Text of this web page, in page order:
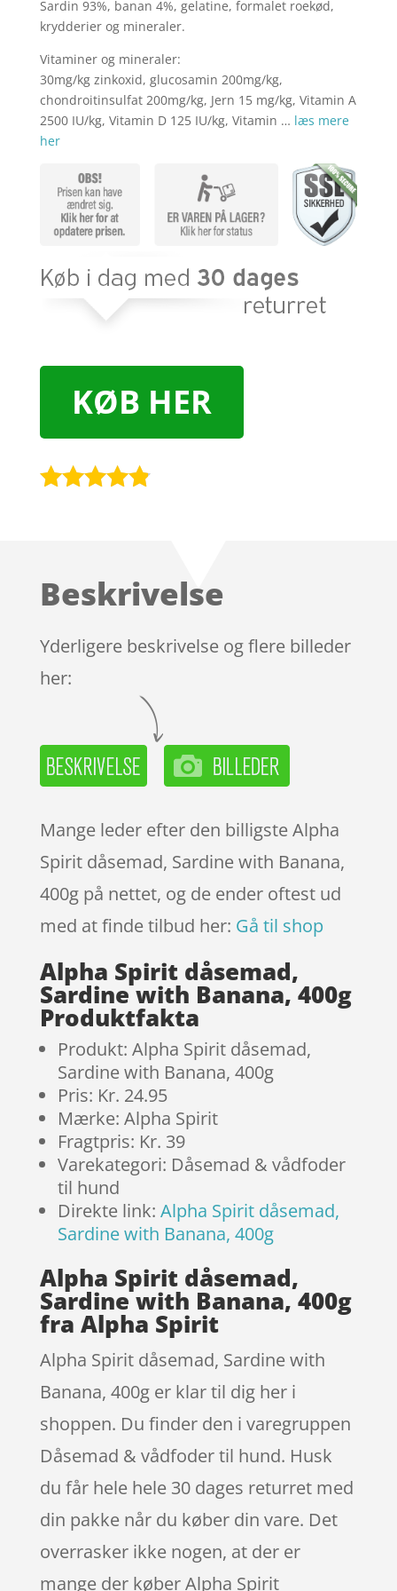
Sardin 93%, banan 4%, gelatine, formalet roekød,
krydderier og mineraler.
Vitaminer og mineraler:
30mg/kg zinkoxid, glucosamin 200mg/kg,
chondroitinsulfat 200mg/kg, Jern 15 mg/kg, Vitamin A
2500 IU/kg, Vitamin D 125 IU/kg, Vitamin … læs mere
her
KØB HER
kundebedø
Beskrivelse
Yderligere beskrivelse og flere billeder
her:
Mange leder efter den billigste Alpha
Spirit dåsemad, Sardine with Banana,
400g på nettet, og de ender oftest ud
med at finde tilbud her: Gå til shop
Alpha Spirit dåsemad,
Sardine with Banana, 400g
Produktfakta
Produkt: Alpha Spirit dåsemad,
Sardine with Banana, 400g
Pris: Kr. 24.95
Mærke: Alpha Spirit
Fragtpris: Kr. 39
Varekategori: Dåsemad & vådfoder
til hund
Direkte link: Alpha Spirit dåsemad,
Sardine with Banana, 400g
Alpha Spirit dåsemad,
Sardine with Banana, 400g
fra Alpha Spirit
Alpha Spirit dåsemad, Sardine with
Banana, 400g er klar til dig her i
shoppen. Du finder den i varegruppen
Dåsemad & vådfoder til hund. Husk
du får hele hele 30 dages returret med
din pakke når du køber din vare. Det
overrasker ikke nogen, at der er
mange der køber Alpha Spirit